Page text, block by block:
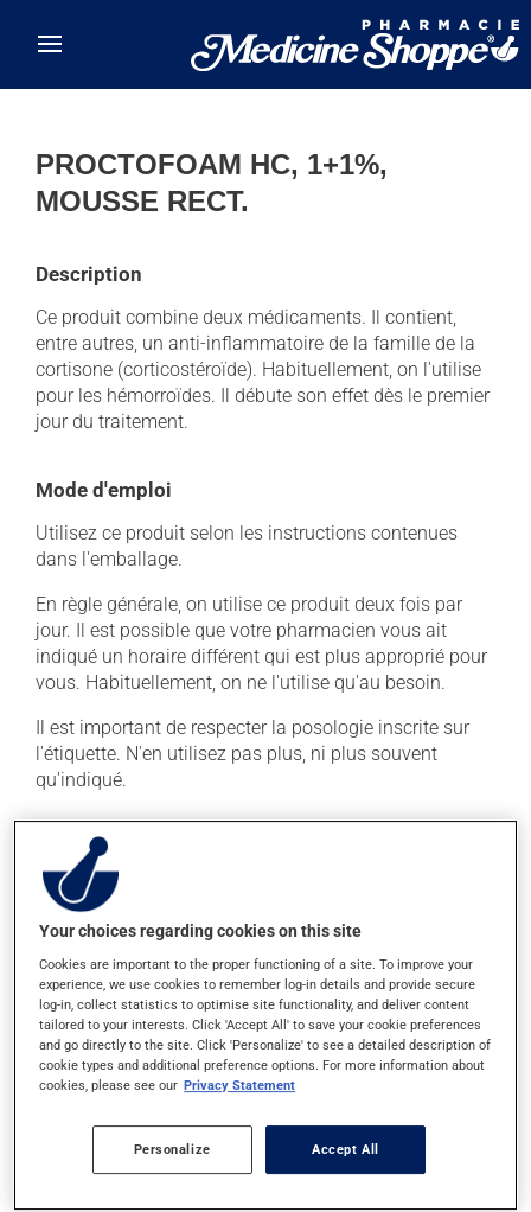
PROCTOFOAM HC, 1+1%,
MOUSSE RECT.
Description
Ce produit combine deux médicaments. Il contient,
entre autres, un anti-inflammatoire de la famille de la
cortisone (corticostéroïde). Habituellement, on l'utilise
pour les hémorroïdes. Il débute son effet dès le premier
jour du traitement.
Mode d'emploi
Utilisez ce produit selon les instructions contenues
dans l'emballage.
En règle générale, on utilise ce produit deux fois par
jour. Il est possible que votre pharmacien vous ait
indiqué un horaire différent qui est plus approprié pour
vous. Habituellement, on ne l'utilise qu'au besoin.
Il est important de respecter la posologie inscrite sur
l'étiquette. N'en utilisez pas plus, ni plus souvent
qu'indiqué.
Effets indésirables
En plus de ses effets recherchés, ce produit peut à
l'occasion entraîner certains effets indésirables (effets
secondaires), notamment :
il peut faire apparaître des boutons et de la rougeur
sur la peau;
à l'utilisation, il peut causer une sensation de brûlure
temporaire;
il peut pâlir la peau où il est appliqué.
Chaque personne peut réagir différemment à un
Your choices regarding cookies on this site
Cookies are important to the proper functioning of a site. To improve your
experience, we use cookies to remember log-in details and provide secure
log-in, collect statistics to optimise site functionality, and deliver content
tailored to your interests. Click 'Accept All' to save your cookie preferences
and go directly to the site. Click 'Personalize' to see a detailed description of
cookie types and additional preference options. For more information about
cookies, please see our Privacy Statement
Personalize Accept All